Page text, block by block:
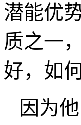
潜能优
质之一
好，如
因为